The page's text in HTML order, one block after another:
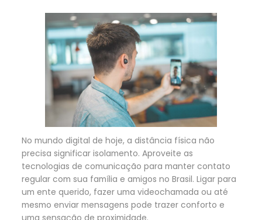
No mundo digital de hoje, a distância física não
precisa significar isolamento. Aproveite as
tecnologias de comunicação para manter contato
regular com sua família e amigos no Brasil. Ligar para
um ente querido, fazer uma videochamada ou até
mesmo enviar mensagens pode trazer conforto e